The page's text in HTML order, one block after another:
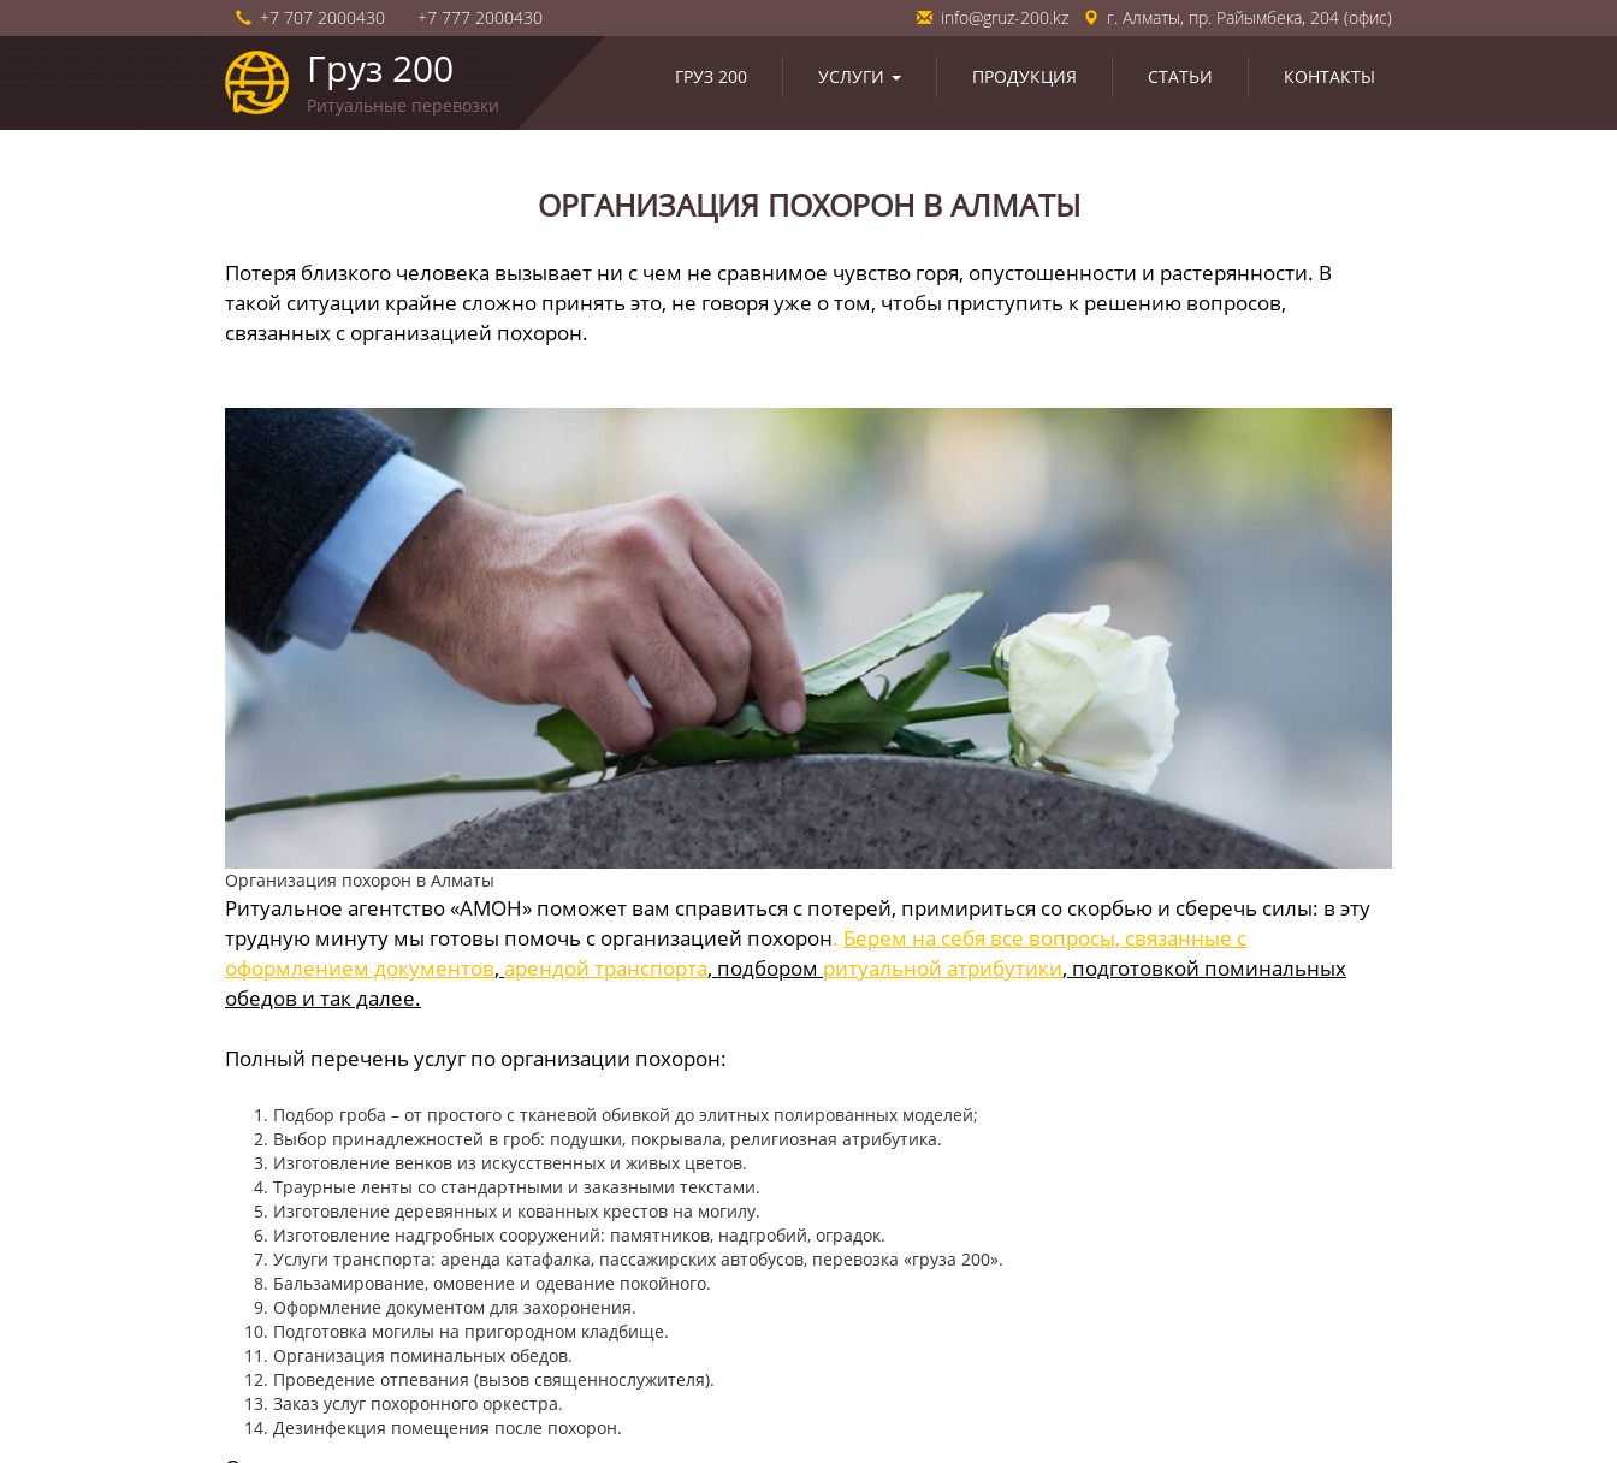
+7 707 2000430 +7 777 2000430 info@gruz-200.kz г. Алматы, пр. Райымбека, 204 (офис)
Груз 200
Ритуальные перевозки
ГРУЗ 200 УСЛУГИ ПРОДУКЦИЯ СТАТЬИ КОНТАКТЫ
ОРГАНИЗАЦИЯ ПОХОРОН В АЛМАТЫ
Потеря близкого человека вызывает ни с чем не сравнимое чувство горя, опустошенности и растерянности. В
такой ситуации крайне сложно принять это, не говоря уже о том, чтобы приступить к решению вопросов,
связанных с организацией похорон.
Организация похорон в Алматы
Ритуальное агентство «АМОН» поможет вам справиться с потерей, примириться со скорбью и сберечь силы: в эту
трудную минуту мы готовы помочь с организацией похорон. Берем на себя все вопросы, связанные с
оформлением документов, арендой транспорта, подбором ритуальной атрибутики, подготовкой поминальных
обедов и так далее.
Полный перечень услуг по организации похорон:
Подбор гроба – от простого с тканевой обивкой до элитных полированных моделей;
Выбор принадлежностей в гроб: подушки, покрывала, религиозная атрибутика.
Изготовление венков из искусственных и живых цветов.
Траурные ленты со стандартными и заказными текстами.
Изготовление деревянных и кованных крестов на могилу.
Изготовление надгробных сооружений: памятников, надгробий, оградок.
Услуги транспорта: аренда катафалка, пассажирских автобусов, перевозка «груза 200».
Бальзамирование, омовение и одевание покойного.
Оформление документом для захоронения.
Подготовка могилы на пригородном кладбище.
Организация поминальных обедов.
Проведение отпевания (вызов священнослужителя).
Заказ услуг похоронного оркестра.
Дезинфекция помещения после похорон.